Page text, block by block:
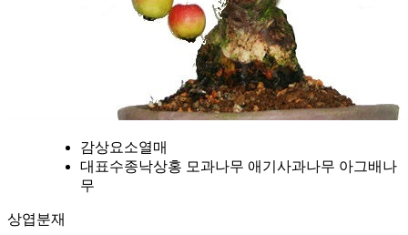
감상요소열매
대표수종낙상홍 모과나무 애기사과나무 아그배나
무
상엽분재